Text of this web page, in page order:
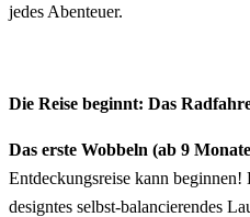
jedes Abenteuer.
Die Reise beginnt: Das
Das erste Wobbeln (ab 9
Entdeckungsreise kann beginnen!
designtes selbst-balancierendes